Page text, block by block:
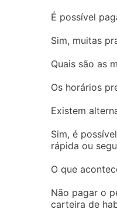
É possível
Sim, muitas
Quais são as
Os horários
Existem
Sim, é
rápida ou
O que
Não pagar o
carteira de